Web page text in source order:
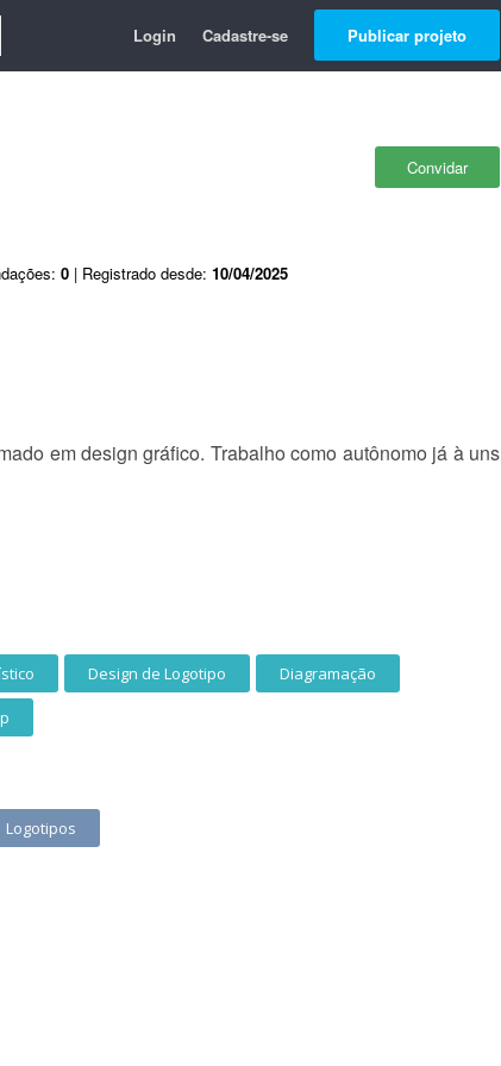
Login Cadastre-se Publicar projeto
Convidar
0 | Registrado desde: 10/04/2025
em design gráfico. Trabalho como autônomo já à uns
Design de Logotipo Diagramação
Logotipos